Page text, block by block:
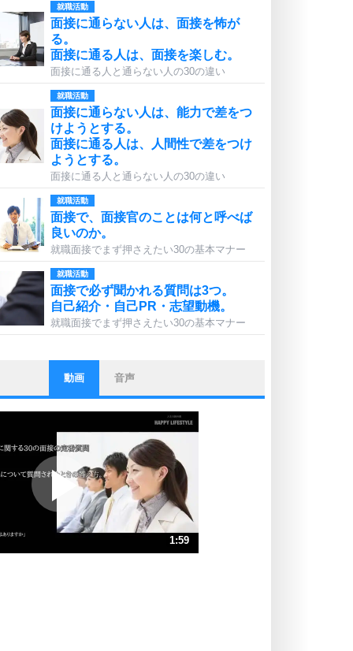
就職活動
面接に通らない人は、面接を怖が
る。
面接に通る人は、面接を楽しむ。
面接に通る人と通らない人の30の違い
就職活動
面接に通らない人は、能力で差をつ
けようとする。
面接に通る人は、人間性で差をつけ
ようとする。
面接に通る人と通らない人の30の違い
就職活動
面接で、面接官のことは何と呼べば
良いのか。
就職面接でまず押さえたい30の基本マナー
就職活動
面接で必ず聞かれる質問は3つ。
自己紹介・自己PR・志望動機。
就職面接でまず押さえたい30の基本マナー
ストレス対策
他人と比べない。
いっそのこと、他人を見ない。
いらいらしない人になる30の方法
プラス思考
ポジティブになれない原因は、行動
しないから。
ポジティブ思考になる30の方法
ストレス対策
動画 音声
1:59